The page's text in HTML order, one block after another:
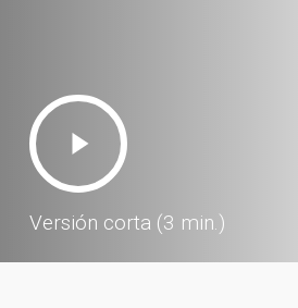
Play
Video
Versión corta (3 min.)